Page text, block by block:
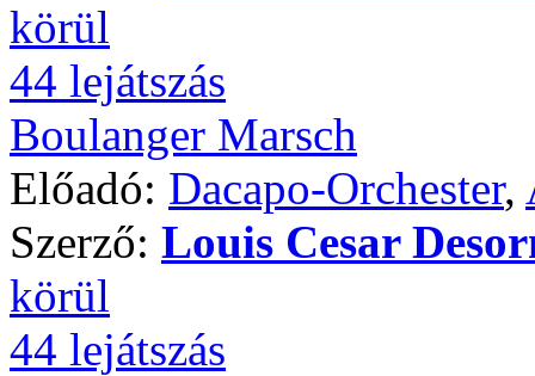
körül
44 lejátszás
Boulanger Marsch
Előadó: Dacapo-Orchester,
Szerző: Louis Cesar
körül
44 lejátszás